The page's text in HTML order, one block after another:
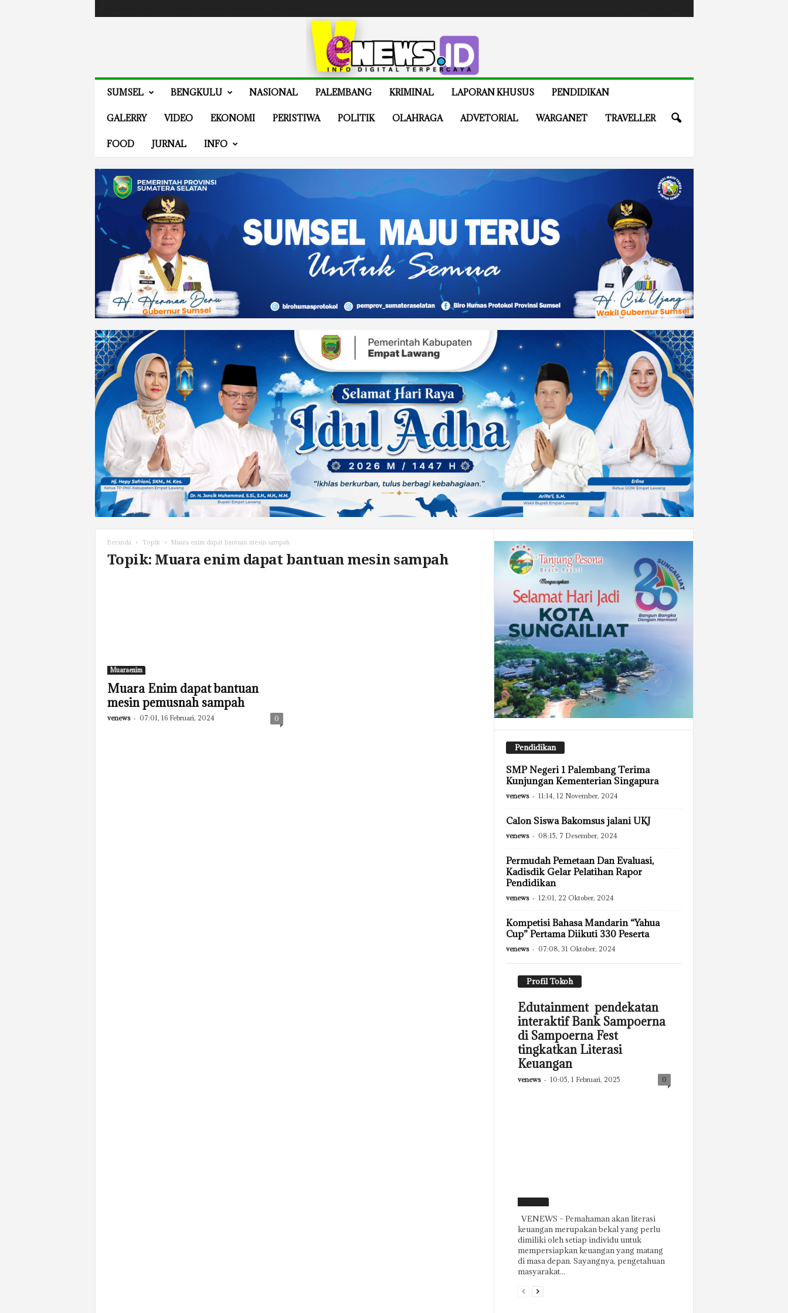
SUMSEL BENGKULU NASIONAL PALEMBANG KRIMINAL LAPORAN KHUSUS PENDIDIKAN
GALERRY VIDEO EKONOMI PERISTIWA POLITIK OLAHRAGA ADVETORIAL WARGANET TRAVELLER
FOOD JURNAL INFO
Beranda Topik Muara enim dapat bantuan mesin sampah
Topik: Muara enim dapat bantuan mesin sampah
Muaraenim
Muara Enim dapat bantuan
mesin pemusnah sampah
venews - 07:01, 16 Februari, 2024 0
Pendidikan
SMP Negeri 1 Palembang Terima
Kunjungan Kementerian Singapura
venews - 11:14, 12 November, 2024
Calon Siswa Bakomsus jalani UKJ
venews - 08:15, 7 Desember, 2024
Permudah Pemetaan Dan Evaluasi,
Kadisdik Gelar Pelatihan Rapor
Pendidikan
venews - 12:01, 22 Oktober, 2024
Kompetisi Bahasa Mandarin “Yahua
Cup” Pertama Diikuti 330 Peserta
venews - 07:08, 31 Oktober, 2024
Profil Tokoh
Edutainment pendekatan
interaktif Bank Sampoerna
di Sampoerna Fest
tingkatkan Literasi
Keuangan
venews - 10:05, 1 Februari, 2025 0
VENEWS – Pemahaman akan literasi
keuangan merupakan bekal yang perlu
dimiliki oleh setiap individu untuk
mempersiapkan keuangan yang matang
di masa depan. Sayangnya, pengetahuan
masyarakat...